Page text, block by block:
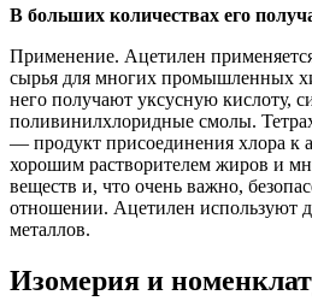
В больших количествах его
Применение. Ацетилен
сырья для многих промышленных
него получают уксусную кислоту,
поливинилхлоридные смолы.
— продукт присоединения хлора к
хорошим растворителем жиров и
веществ и, что очень важно,
отношении. Ацетилен используют
металлов.
Изомерия и